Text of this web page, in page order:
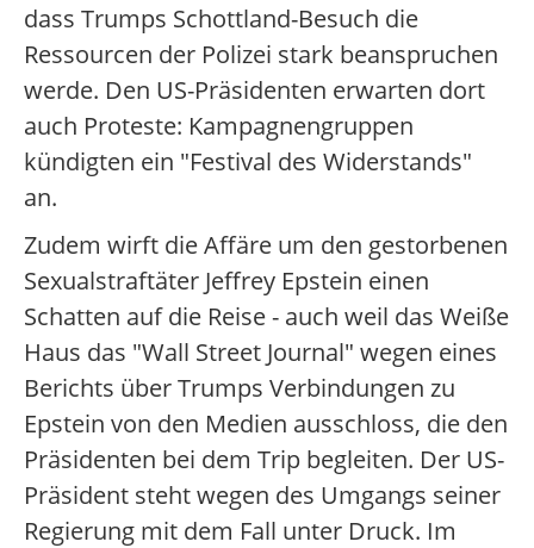
dass Trumps Schottland-Besuch die
Ressourcen der Polizei stark beanspruchen
werde. Den US-Präsidenten erwarten dort
auch Proteste: Kampagnengruppen
kündigten ein "Festival des Widerstands"
an.
Zudem wirft die Affäre um den gestorbenen
Sexualstraftäter Jeffrey Epstein einen
Schatten auf die Reise - auch weil das Weiße
Haus das "Wall Street Journal" wegen eines
Berichts über Trumps Verbindungen zu
Epstein von den Medien ausschloss, die den
Präsidenten bei dem Trip begleiten. Der US-
Präsident steht wegen des Umgangs seiner
Regierung mit dem Fall unter Druck. Im